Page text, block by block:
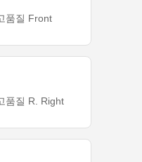
품질 Front
품질 R. Right